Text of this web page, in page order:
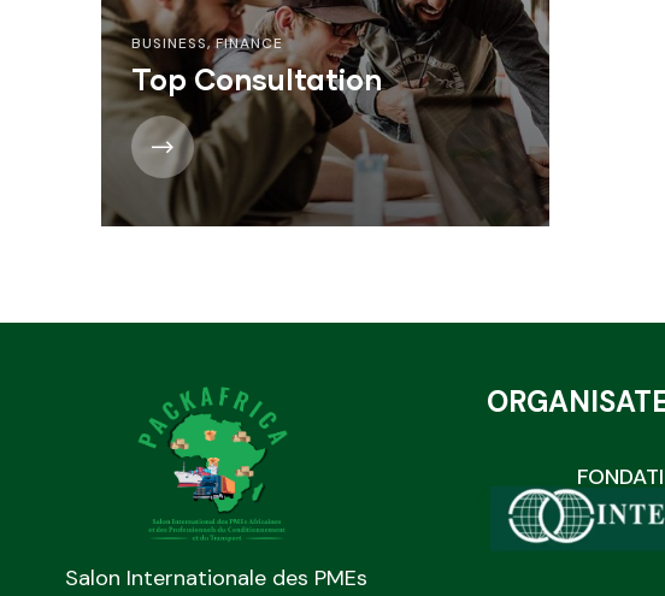
BUSINESS,FINANCE
Top Consultation
Salon Internationale des PMEs